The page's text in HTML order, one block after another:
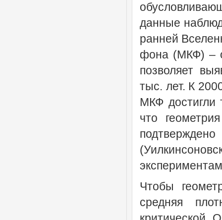
данные
ранней
фона (МКФ) –
позволяет
тыс. лет. К
МКФ достигли
что
Чтобы
средняя